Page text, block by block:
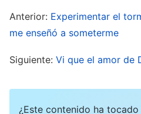
consideración a su salud,
que se recuperara.
Anterior: Experimentar el
me enseñó a someterme
Siguiente: Vi que el amor de
¿Este contenido ha